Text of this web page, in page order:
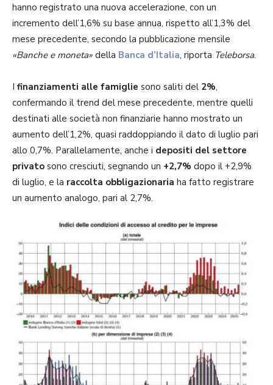
hanno registrato una nuova accelerazione, con un
incremento dell’1,6% su base annua, rispetto all’1,3% del
mese precedente, secondo la pubblicazione mensile
«Banche e moneta» della Banca d’Italia, riporta Teleborsa.
I finanziamenti alle famiglie sono saliti del 2%,
confermando il trend del mese precedente, mentre quelli
destinati alle società non finanziarie hanno mostrato un
aumento dell’1,2%, quasi raddoppiando il dato di luglio pari
allo 0,7%. Parallelamente, anche i depositi del settore
privato sono cresciuti, segnando un +2,7% dopo il +2,9%
di luglio, e la raccolta obbligazionaria ha fatto registrare
un aumento analogo, pari al 2,7%.